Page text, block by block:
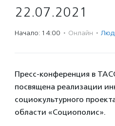
22.07.2021
Начало: 14:00 · Онлайн ·
Пресс-конференция в
посвящена реализации
социокультурного
области «Социополис».